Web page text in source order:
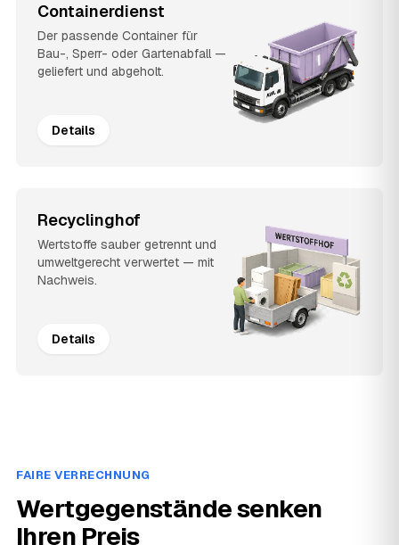
Containerdienst
Der passende Container für
Bau-, Sperr- oder Gartenabfall —
geliefert und abgeholt.
Details
Recyclinghof
Wertstoffe sauber getrennt und
umweltgerecht verwertet — mit
Nachweis.
Details
FAIRE VERRECHNUNG
Wertgegenstände senken
Ihren Preis